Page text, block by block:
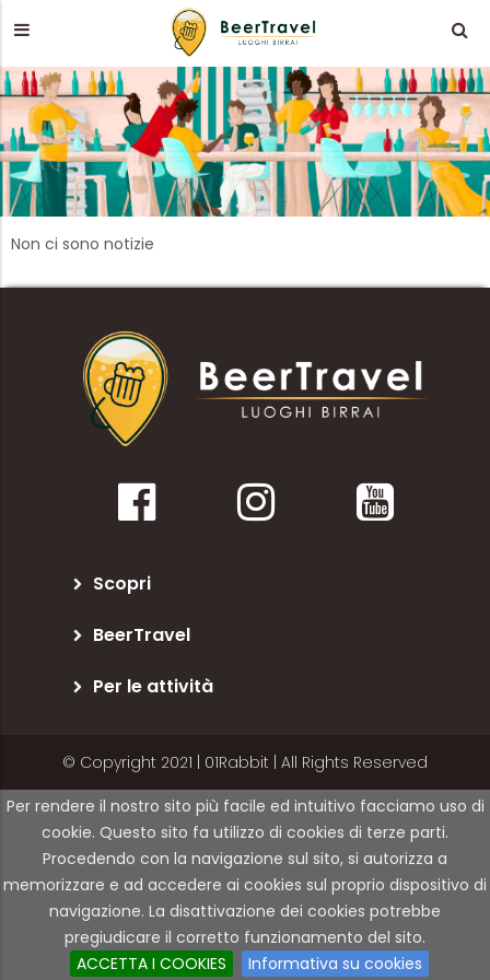
Per rendere il nostro sito più facile ed intuitivo facciamo uso di
cookie. Questo sito fa utilizzo di cookies di terze parti.
Procedendo con la navigazione sul sito, si autorizza a
memorizzare e ad accedere ai cookies sul proprio dispositivo di
navigazione. La disattivazione dei cookies potrebbe
pregiudicare il corretto funzionamento del sito.
ACCETTA I COOKIES
Informativa su cookies
Non ci sono notizie
Scopri
BeerTravel
Per le attività
© Copyright 2021 | 01Rabbit | All Rights Reserved